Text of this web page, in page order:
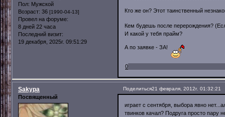
Пол: Мужской
Возраст: 36 [1990-04-13]
Провел на форуме:
8 дней 22 часа
Последний визит:
19 декабря, 2025г. 09:51:29
Кто же он? Этот таинственный
Кем будешь после перерождения?
И какой у тебя прайм?
А по заявке - ЗА!
0
Поделиться21 февраля, 2012г. 01:32:21
Sakypa
Посвященный
играет с сентября, выбора явно
твинков качал? Подруга просто пару